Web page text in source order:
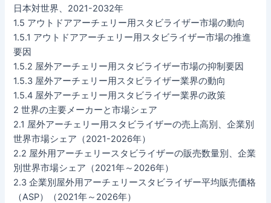
日本対世界、2021-2032年
1.5 アウトドアアーチェリー用スタビライザー市場の動向
1.5.1 アウトドアアーチェリー用スタビライザー市場の推進
要因
1.5.2 屋外アーチェリー用スタビライザー市場の抑制要因
1.5.3 屋外アーチェリー用スタビライザー業界の動向
1.5.4 屋外アーチェリー用スタビライザー業界の政策
2 世界の主要メーカーと市場シェア
2.1 屋外アーチェリー用スタビライザーの売上高別、企業別
世界市場シェア（2021-2026年）
2.2 屋外用アーチェリースタビライザーの販売数量別、企業
別世界市場シェア（2021年～2026年）
2.3 企業別屋外用アーチェリースタビライザー平均販売価格
（ASP）（2021年～2026年）